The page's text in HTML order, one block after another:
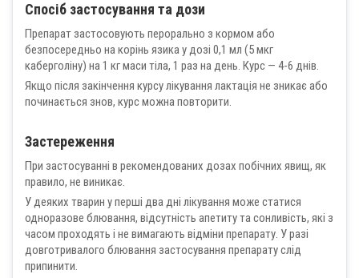
Спосіб застосування та дози
Препарат застосовують перорально з кормом або
безпосередньо на корінь язика у дозі 0,1 мл (5 мкг
каберголіну) на 1 кг маси тіла, 1 раз на день. Курс — 4-6 днів.
Якщо після закінчення курсу лікування лактація не зникає або
починається знов, курс можна повторити.
Застереження
При застосуванні в рекомендованих дозах побічних явищ, як
правило, не виникає.
У деяких тварин у перші два дні лікування може статися
одноразове блювання, відсутність апетиту та сонливість, які з
часом проходять і не вимагають відміни препарату. У разі
довготривалого блювання застосування препарату слід
припинити.